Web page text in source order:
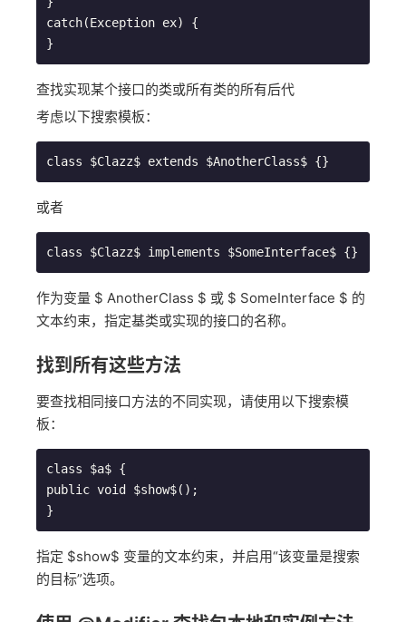
catch(Exception ex) {
}
查找实现某个接口的类或所有类的所有后代
考虑以下搜索模板：
class $Clazz$ extends $AnotherClass$ {}
或者
class $Clazz$ implements $SomeInterface$ {}
作为变量 $ AnotherClass $ 或 $ SomeInterface $ 的
文本约束，指定基类或实现的接口的名称。
找到所有这些方法
要查找相同接口方法的不同实现，请使用以下搜索模
板：
class $a$ {
public void $show$();
}
指定 $show$ 变量的文本约束，并启用“该变量是搜索
的目标”选项。